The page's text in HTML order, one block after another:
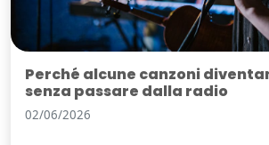
Perché alcune canzoni
senza passare dalla radio
02/06/2026